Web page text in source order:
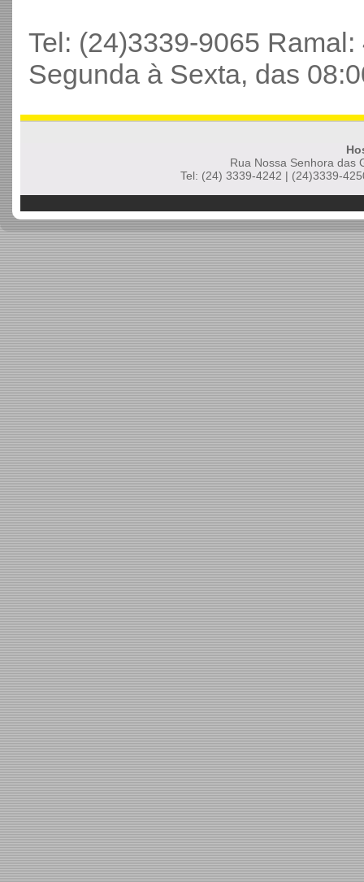
Tel: (24)3339-9065 Ramal:
Segunda à Sexta, das
Rua Nossa Senhora das
Tel: (24) 3339-4242 | (24)3339-